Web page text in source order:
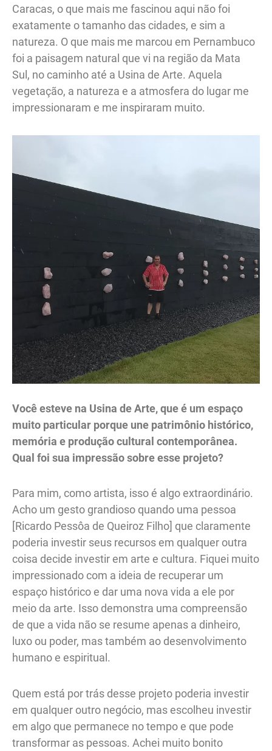
Caracas, o que mais me fascinou aqui não foi
exatamente o tamanho das cidades, e sim a
natureza. O que mais me marcou em Pernambuco
foi a paisagem natural que vi na região da Mata
Sul, no caminho até a Usina de Arte. Aquela
vegetação, a natureza e a atmosfera do lugar me
impressionaram e me inspiraram muito.
Você esteve na Usina de Arte, que é um espaço
muito particular porque une patrimônio histórico,
memória e produção cultural contemporânea.
Qual foi sua impressão sobre esse projeto?
Para mim, como artista, isso é algo extraordinário.
Acho um gesto grandioso quando uma pessoa
[Ricardo Pessôa de Queiroz Filho] que claramente
poderia investir seus recursos em qualquer outra
coisa decide investir em arte e cultura. Fiquei muito
impressionado com a ideia de recuperar um
espaço histórico e dar uma nova vida a ele por
meio da arte. Isso demonstra uma compreensão
de que a vida não se resume apenas a dinheiro,
luxo ou poder, mas também ao desenvolvimento
humano e espiritual.
Quem está por trás desse projeto poderia investir
em qualquer outro negócio, mas escolheu investir
em algo que permanece no tempo e que pode
transformar as pessoas. Achei muito bonito